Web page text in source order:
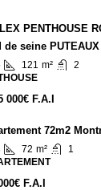
PENTHOUSE
de seine
121 m²
2
000€ F.A.I
72m2
72 m²
1
F.A.I